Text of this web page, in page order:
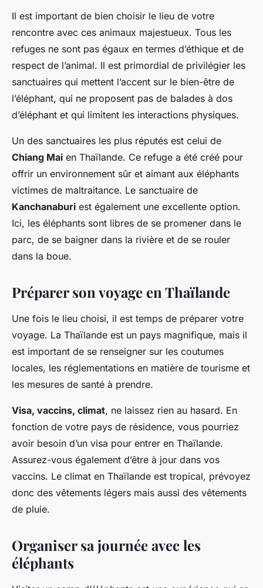
Il est important de bien choisir le lieu de votre
rencontre avec ces animaux majestueux. Tous les
refuges ne sont pas égaux en termes d’éthique et de
respect de l’animal. Il est primordial de privilégier les
sanctuaires qui mettent l’accent sur le bien-être de
l’éléphant, qui ne proposent pas de balades à dos
d’éléphant et qui limitent les interactions physiques.
Un des sanctuaires les plus réputés est celui de
Chiang Mai en Thaïlande. Ce refuge a été créé pour
offrir un environnement sûr et aimant aux éléphants
victimes de maltraitance. Le sanctuaire de
Kanchanaburi est également une excellente option.
Ici, les éléphants sont libres de se promener dans le
parc, de se baigner dans la rivière et de se rouler
dans la boue.
Préparer son voyage en Thaïlande
Une fois le lieu choisi, il est temps de préparer votre
voyage. La Thaïlande est un pays magnifique, mais il
est important de se renseigner sur les coutumes
locales, les réglementations en matière de tourisme et
les mesures de santé à prendre.
Visa, vaccins, climat, ne laissez rien au hasard. En
fonction de votre pays de résidence, vous pourriez
avoir besoin d’un visa pour entrer en Thaïlande.
Assurez-vous également d’être à jour dans vos
vaccins. Le climat en Thaïlande est tropical, prévoyez
donc des vêtements légers mais aussi des vêtements
de pluie.
Organiser sa journée avec les
éléphants